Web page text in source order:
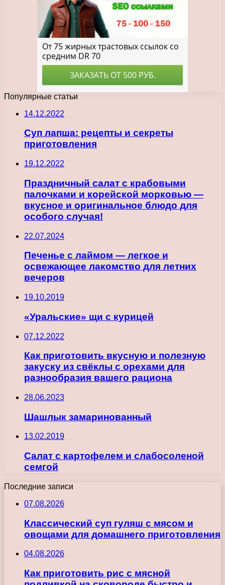
Популярные статьи
14.12.2022
Суп лапша: рецепты и секреты
приготовления
19.12.2022
Праздничный салат с крабовыми
палочками и корейской морковью —
вкусное и оригинальное блюдо для
особого случая!
22.07.2024
Печенье с лаймом — легкое и
освежающее лакомство для летних
вечеров
19.10.2019
«Уральские» щи с курицей
07.12.2022
Как приготовить вкусную и полезную
закуску из свёклы с орехами для
разнообразия вашего рациона
28.06.2023
Шашлык замаринованный
13.02.2019
Салат с картофелем и слабосоленой
семгой
Последние записи
07.08.2026
Классический суп гуляш с мясом и
овощами для домашнего приготовления
04.08.2026
Как приготовить рис с мясной